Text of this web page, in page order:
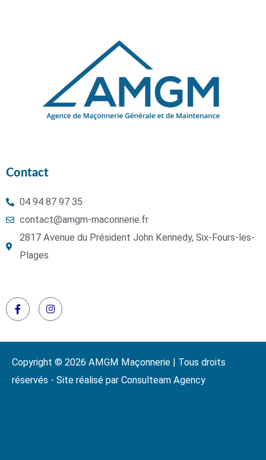
Contact
04 94 87 97 35
contact@amgm-maconnerie.fr
2817 Avenue du Président John Kennedy, Six-Fours-les-
Plages
Copyright © 2026 AMGM Maçonnerie | Tous droits
réservés - Site réalisé par Consulteam Agency